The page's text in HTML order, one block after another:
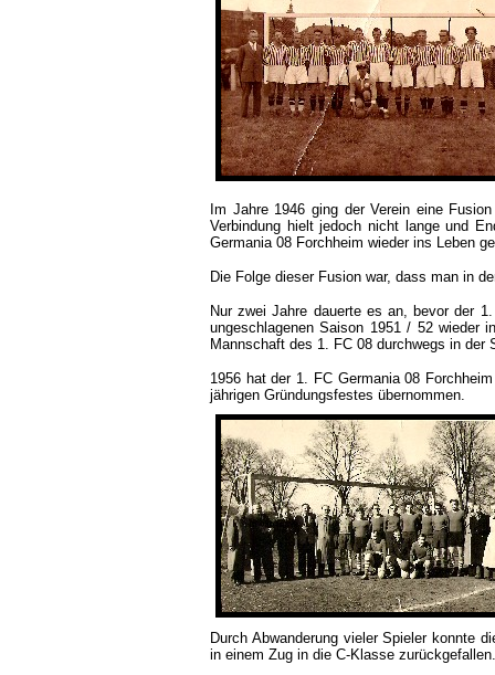
Im Jahre 1946 ging der Verein eine
Verbindung hielt jedoch nicht lange und
Germania 08 Forchheim wieder ins Leben
Die Folge dieser Fusion war, dass man in
Nur zwei Jahre dauerte es an, bevor der
ungeschlagenen Saison 1951 / 52 wieder
Mannschaft des 1. FC 08 durchwegs in der
1956 hat der 1. FC Germania 08
jährigen Gründungsfestes übernommen.
Durch Abwanderung vieler Spieler konnte
in einem Zug in die C-Klasse zurückgefallen.